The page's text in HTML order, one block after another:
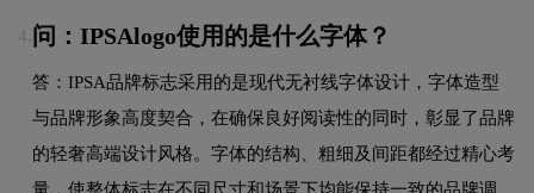
4. 问：IPSAlogo使用的是什么字体？
答：IPSA品牌标志采用的是现代无衬线字体设计，字体造型
与品牌形象高度契合，在确保良好阅读性的同时，彰显了品牌
的轻奢高端设计风格。字体的结构、粗细及间距都经过精心考
量，使整体标志在不同尺寸和场景下均能保持一致的品牌调